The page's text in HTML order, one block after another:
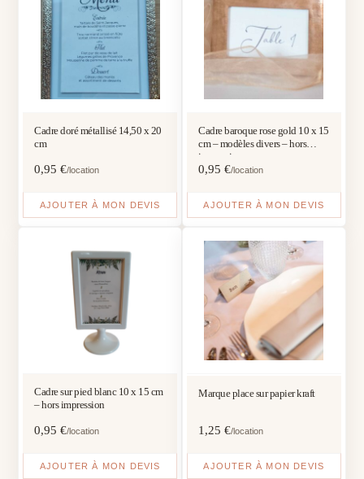
Cadre doré métallisé 14,50 x 20
cm
0,95€/location
AJOUTER À MON DEVIS
Cadre baroque rose gold 10 x 15
cm – modèles divers – hors
impression
0,95 €/location
AJOUTER À MON DEVIS
Cadre sur pied blanc 10 x 15 cm
– hors impression
0,95€/location
AJOUTER À MON DEVIS
Marque place sur papier kraft
1,25 €/location
AJOUTER À MON DEVIS